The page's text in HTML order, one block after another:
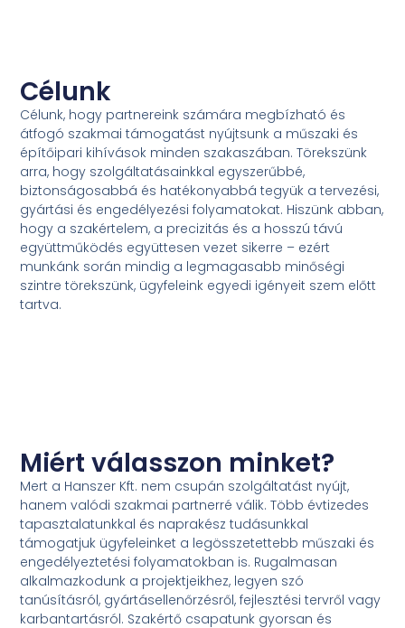
Célunk
Célunk, hogy partnereink számára megbízható és
átfogó szakmai támogatást nyújtsunk a műszaki és
építőipari kihívások minden szakaszában. Törekszünk
arra, hogy szolgáltatásainkkal egyszerűbbé,
biztonságosabbá és hatékonyabbá tegyük a tervezési,
gyártási és engedélyezési folyamatokat. Hiszünk abban,
hogy a szakértelem, a precizitás és a hosszú távú
együttműködés együttesen vezet sikerre – ezért
munkánk során mindig a legmagasabb minőségi
szintre törekszünk, ügyfeleink egyedi igényeit szem előtt
tartva.
Miért válasszon minket?
Mert a Hanszer Kft. nem csupán szolgáltatást nyújt,
hanem valódi szakmai partnerré válik. Több évtizedes
tapasztalatunkkal és naprakész tudásunkkal
támogatjuk ügyfeleinket a legösszetettebb műszaki és
engedélyeztetési folyamatokban is. Rugalmasan
alkalmazkodunk a projektjeikhez, legyen szó
tanúsításról, gyártásellenőrzésről, fejlesztési tervről vagy
karbantartásról. Szakértő csapatunk gyorsan és